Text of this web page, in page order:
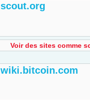
scout.org
Voir des sites comme
wiki.bitcoin.com